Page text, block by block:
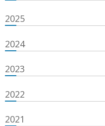
2025
2024
2023
2022
2021